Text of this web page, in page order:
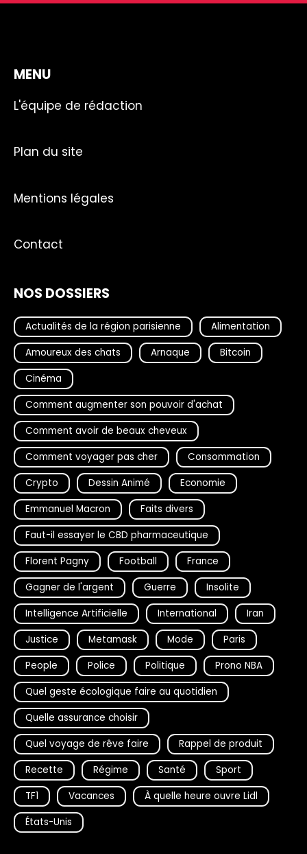
MENU
L'équipe de rédaction
Plan du site
Mentions légales
Contact
NOS DOSSIERS
Actualités de la région parisienne
Alimentation
Amoureux des chats
Arnaque
Bitcoin
Cinéma
Comment augmenter son pouvoir d'achat
Comment avoir de beaux cheveux
Comment voyager pas cher
Consommation
Crypto
Dessin Animé
Economie
Emmanuel Macron
Faits divers
Faut-il essayer le CBD pharmaceutique
Florent Pagny
Football
France
Gagner de l'argent
Guerre
Insolite
Intelligence Artificielle
International
Iran
Justice
Metamask Mode
Paris
People
Police Politique
Prono NBA
Quel geste écologique faire au quotidien
Quelle assurance choisir
Quel voyage de rêve faire
Rappel de produit
Recette
Régime Santé
Sport
TF1
Vacances
À quelle heure ouvre Lidl
États-Unis